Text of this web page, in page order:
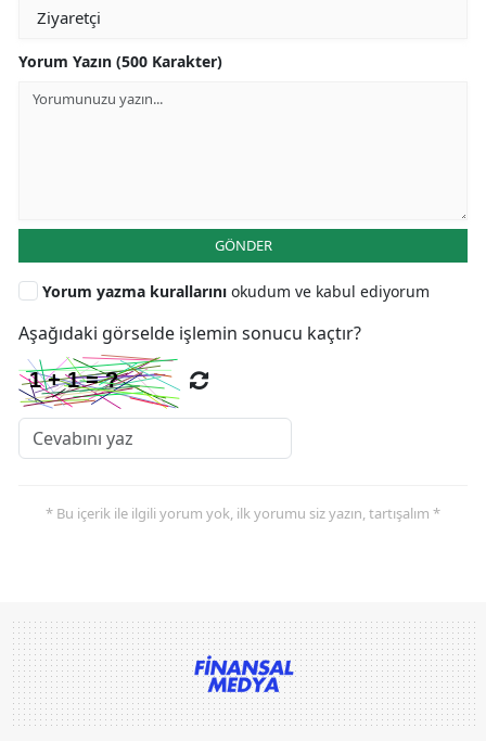
Yorum Yazın (500 Karakter)
GÖNDER
Yorum yazma kurallarını okudum ve kabul ediyorum
Aşağıdaki görselde işlemin sonucu kaçtır?
* Bu içerik ile ilgili yorum yok, ilk yorumu siz yazın, tartışalım *